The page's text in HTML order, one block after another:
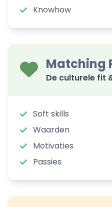
Knowhow
Matching
De culturele fit
Soft skills
Waarden
Motivaties
Passies